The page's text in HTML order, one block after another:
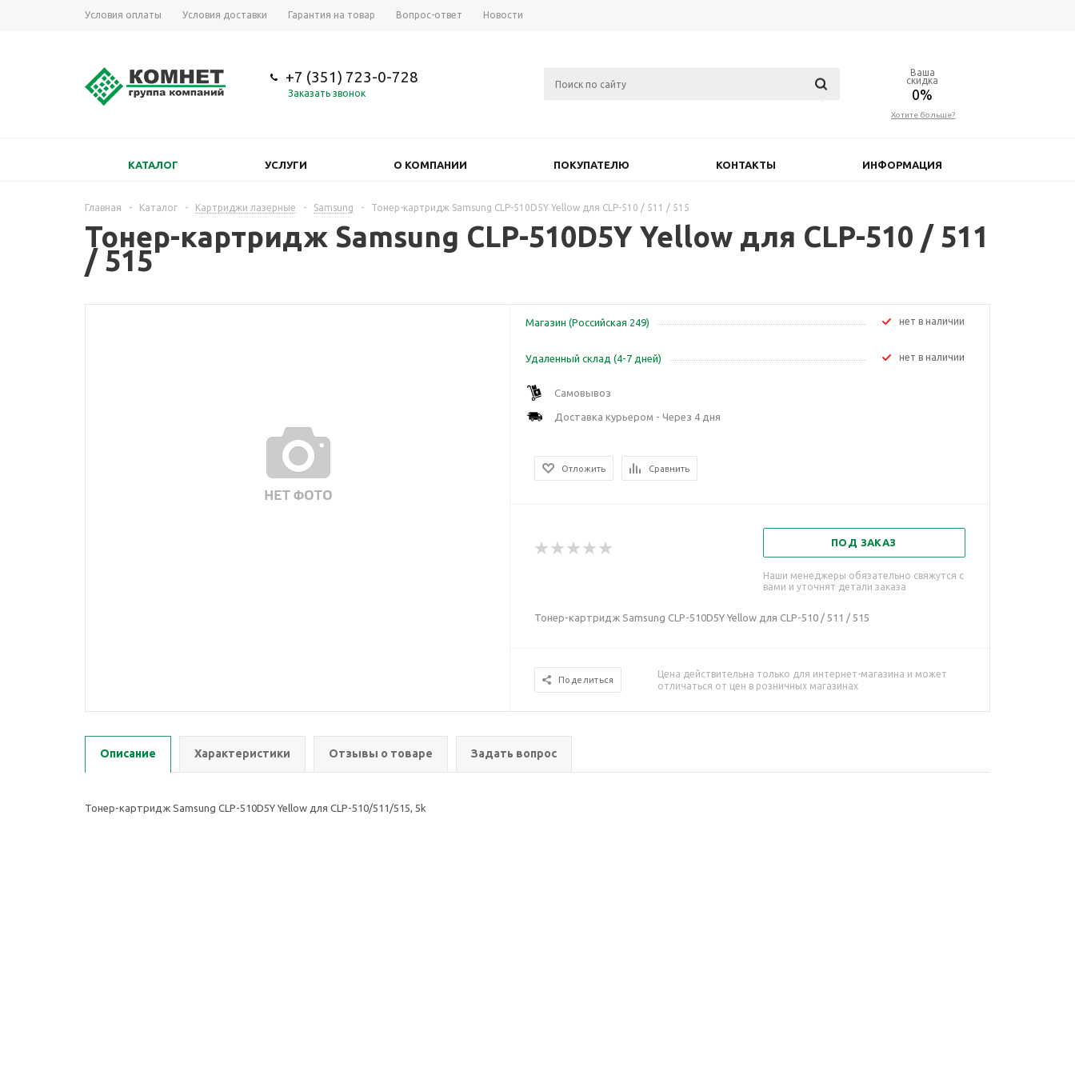
Условия оплаты Условия доставки Гарантия на товар Вопрос-ответ Новости
+7 (351) 723-0-728
Заказать звонок
Ваша
скидка
0%
Хотите больше?
КАТАЛОГ УСЛУГИ О КОМПАНИИ ПОКУПАТЕЛЮ КОНТАКТЫ ИНФОРМАЦИЯ
Главная - Каталог - Картриджи лазерные - Samsung - Тонер-картридж Samsung CLP-510D5Y Yellow для CLP-510 / 511 / 515
Тонер-картридж Samsung CLP-510D5Y Yellow для CLP-510 / 511
/ 515
Магазин (Российская 249) Нет в наличии
Удаленный склад (4-7 дней) Нет в наличии
Самовывоз
Доставка курьером - Через 4 дня
Отложить Сравнить
ПОД ЗАКАЗ
Наши менеджеры обязательно свяжутся с
вами и уточнят детали заказа
Тонер-картридж Samsung CLP-510D5Y Yellow для CLP-510 / 511 / 515
Поделиться
Цена действительна только для интернет-магазина и может
отличаться от цен в розничных магазинах
Описание Характеристики Отзывы о товаре Задать вопрос
Тонер-картридж Samsung CLP-510D5Y Yellow для CLP-510/511/515, 5k